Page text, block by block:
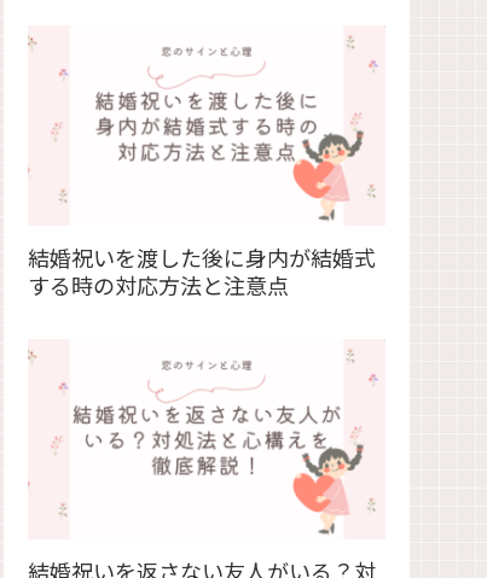
結婚祝いを渡した後に身内が結婚式
する時の対応方法と注意点
結婚祝いを返さない友人がいる？対